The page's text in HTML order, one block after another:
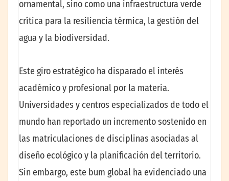
ornamental, sino como una infraestructura verde
crítica para la resiliencia térmica, la gestión del
agua y la biodiversidad.
Este giro estratégico ha disparado el interés
académico y profesional por la materia.
Universidades y centros especializados de todo el
mundo han reportado un incremento sostenido en
las matriculaciones de disciplinas asociadas al
diseño ecológico y la planificación del territorio.
Sin embargo, este bum global ha evidenciado una